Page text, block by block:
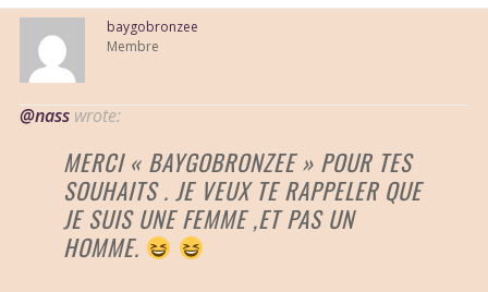
baygobronzee
Membre
@nass wrote:
MERCI « BAYGOBRONZEE » POUR TES
SOUHAITS . JE VEUX TE RAPPELER QUE
JE SUIS UNE FEMME ,ET PAS UN
HOMME.